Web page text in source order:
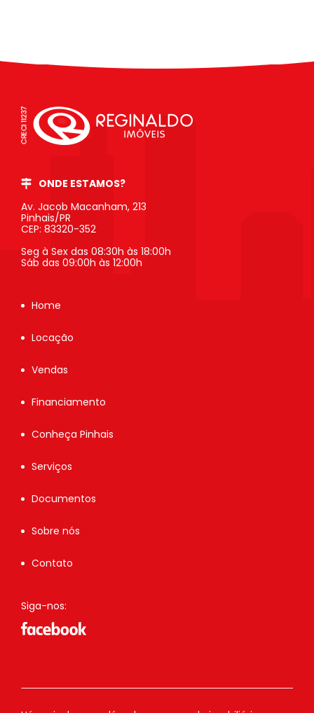
ONDE ESTAMOS?
Av. Jacob Macanham, 213
Pinhais/PR
CEP: 83320-352
Seg à Sex das 08:30h às 18:00h
Sáb das 09:00h às 12:00h
Home
Locação
Vendas
Financiamento
Conheça Pinhais
Serviços
Documentos
Sobre nós
Contato
Siga-nos: